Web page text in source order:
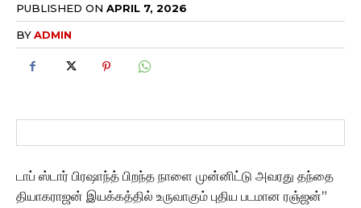
PUBLISHED ON APRIL 7, 2026
BYADMIN
டாப் ஸ்டார் பிரஷாந்த் பிறந்த நாளை முன்னிட்டு அவரது தந்தை
தியாகராஜன் இயக்கத்தில் உருவாகும் புதிய படமான ரஞ்ஜன்”